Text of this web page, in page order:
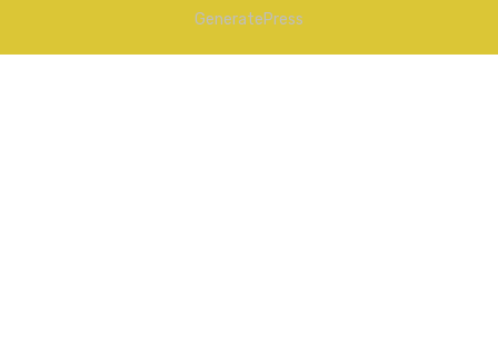
GeneratePress